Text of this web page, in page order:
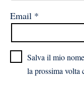
Email *
Salva il mio
la prossima volta